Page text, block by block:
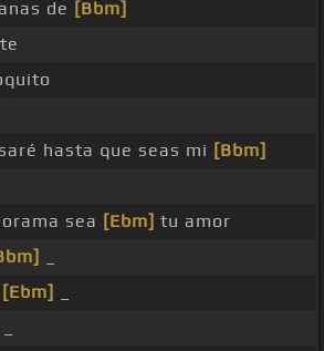
de [Bbm]
hasta que seas mi [Bbm]
sea [Ebm] tu amor
[Ebm]